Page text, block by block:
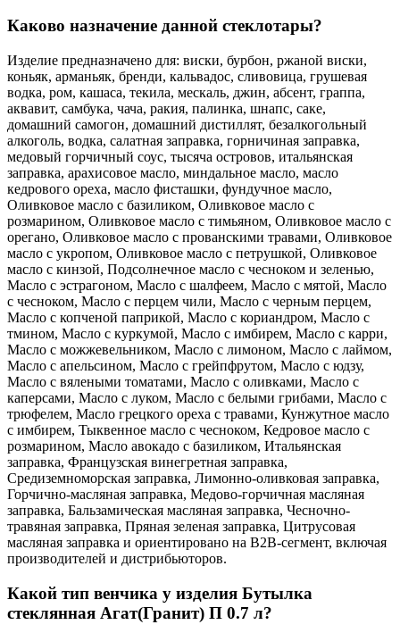
Каково назначение данной стеклотары?
Изделие предназначено для: виски, бурбон, ржаной виски,
коньяк, арманьяк, бренди, кальвадос, сливовица, грушевая
водка, ром, кашаса, текила, мескаль, джин, абсент, граппа,
аквавит, самбука, чача, ракия, палинка, шнапс, саке,
домашний самогон, домашний дистиллят, безалкогольный
алкоголь, водка, салатная заправка, горничиная заправка,
медовый горчичный соус, тысяча островов, итальянская
заправка, арахисовое масло, миндальное масло, масло
кедрового ореха, масло фисташки, фундучное масло,
Оливковое масло с базиликом, Оливковое масло с
розмарином, Оливковое масло с тимьяном, Оливковое масло с
орегано, Оливковое масло с прованскими травами, Оливковое
масло с укропом, Оливковое масло с петрушкой, Оливковое
масло с кинзой, Подсолнечное масло с чесноком и зеленью,
Масло с эстрагоном, Масло с шалфеем, Масло с мятой, Масло
с чесноком, Масло с перцем чили, Масло с черным перцем,
Масло с копченой паприкой, Масло с кориандром, Масло с
тмином, Масло с куркумой, Масло с имбирем, Масло с карри,
Масло с можжевельником, Масло с лимоном, Масло с лаймом,
Масло с апельсином, Масло с грейпфрутом, Масло с юдзу,
Масло с вялеными томатами, Масло с оливками, Масло с
каперсами, Масло с луком, Масло с белыми грибами, Масло с
трюфелем, Масло грецкого ореха с травами, Кунжутное масло
с имбирем, Тыквенное масло с чесноком, Кедровое масло с
розмарином, Масло авокадо с базиликом, Итальянская
заправка, Французская винегретная заправка,
Средиземноморская заправка, Лимонно-оливковая заправка,
Горчично-масляная заправка, Медово-горчичная масляная
заправка, Бальзамическая масляная заправка, Чесночно-
травяная заправка, Пряная зеленая заправка, Цитрусовая
масляная заправка и ориентировано на B2B-сегмент, включая
производителей и дистрибьюторов.
Какой тип венчика у изделия Бутылка
стеклянная Агат(Гранит) П 0.7 л?